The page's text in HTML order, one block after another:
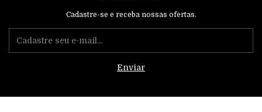
Cadastre-se e receba nossas ofertas.